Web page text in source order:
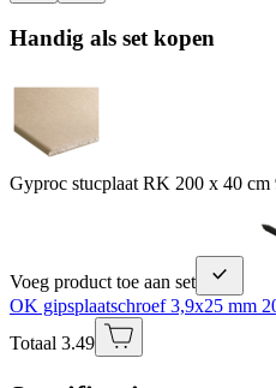
Handig als set kopen
Gyproc stucplaat RK 200 x 40 cm
Voeg product toe aan set
OK gipsplaatschroef 3,9x25 mm
Totaal 3.49